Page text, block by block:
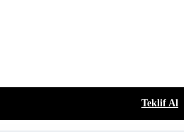
Teklif Al